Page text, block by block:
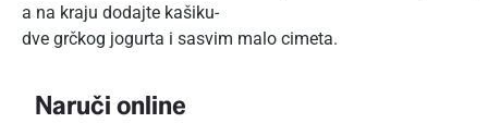
a na kraju dodajte kašiku-
dve grčkog jogurta i sasvim malo cimeta.
Naruči online